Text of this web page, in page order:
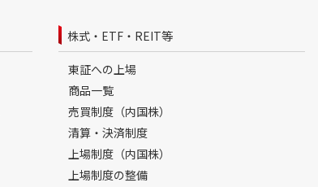
株式・ETF・REIT等
東証への上場
商品一覧
売買制度（内国株）
清算・決済制度
上場制度（内国株）
上場制度の整備